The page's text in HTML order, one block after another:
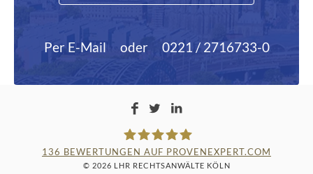
Per E-Mail oder 0221 / 2716733-0
136 BEWERTUNGEN AUF PROVENEXPERT.COM
© 2026 LHR RECHTSANWÄLTE KÖLN